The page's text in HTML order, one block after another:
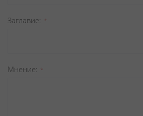
Заглавиe
Мнение